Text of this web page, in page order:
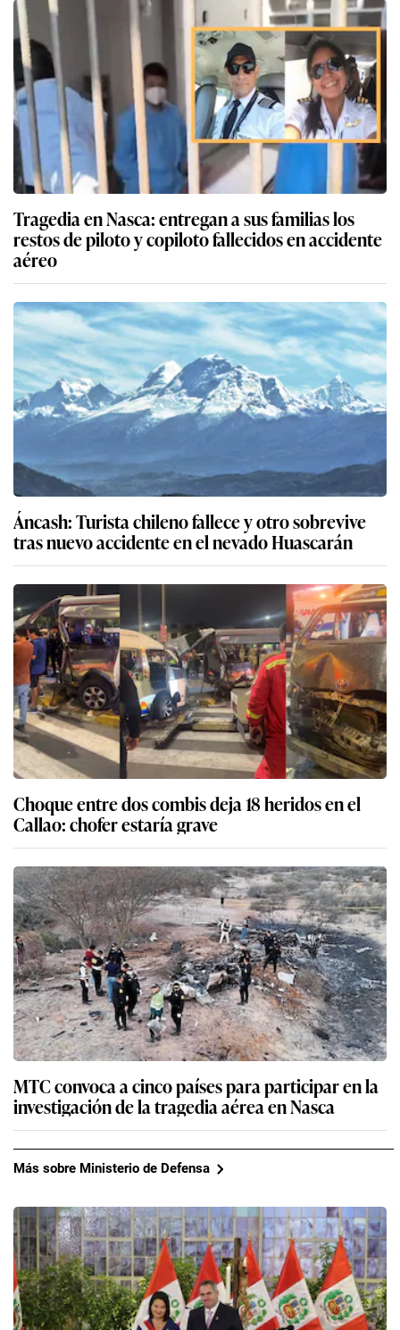
Tragedia en Nasca: entregan a sus familias los
restos de piloto y copiloto fallecidos en accidente
aéreo
Áncash: Turista chileno fallece y otro sobrevive
tras nuevo accidente en el nevado Huascarán
Choque entre dos combis deja 18 heridos en el
Callao: chofer estaría grave
MTC convoca a cinco países para participar en la
investigación de la tragedia aérea en Nasca
Más sobre Ministerio de Defensa